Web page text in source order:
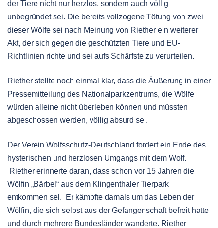
der Tiere nicht nur herzlos, sondern auch völlig
unbegründet sei. Die bereits vollzogene Tötung von zwei
dieser Wölfe sei nach Meinung von Riether ein weiterer
Akt, der sich gegen die geschützten Tiere und EU-
Richtlinien richte und sei aufs Schärfste zu verurteilen.
Riether stellte noch einmal klar, dass die Äußerung in einer
Pressemitteilung des Nationalparkzentrums, die Wölfe
würden alleine nicht überleben können und müssten
abgeschossen werden, völlig absurd sei.
Der Verein Wolfsschutz-Deutschland fordert ein Ende des
hysterischen und herzlosen Umgangs mit dem Wolf.
Riether erinnerte daran, dass schon vor 15 Jahren die
Wölfin „Bärbel“ aus dem Klingenthaler Tierpark
entkommen sei. Er kämpfte damals um das Leben der
Wölfin, die sich selbst aus der Gefangenschaft befreit hatte
und durch mehrere Bundesländer wanderte. Riether